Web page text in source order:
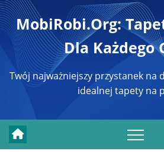
Перейти
к
содержимому
MobiRobi.org:
Dla Każdego
Twój najważniejszy przystanek na
idealnej tapety na